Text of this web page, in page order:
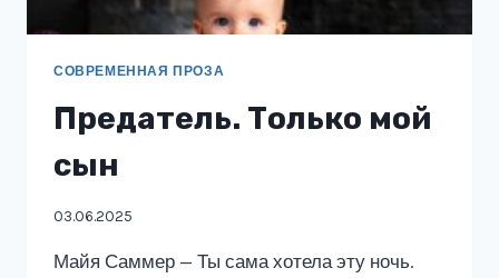
СОВРЕМЕННАЯ ПРОЗА
Предатель. Только мой
сын
03.06.2025
Майя Саммер — Ты сама хотела эту ночь.